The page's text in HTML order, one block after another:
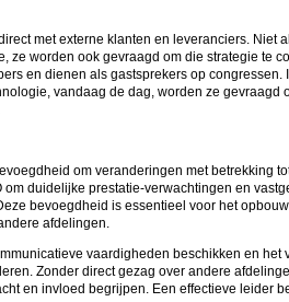
met externe klanten en leveranciers. Niet
ze worden ook gevraagd om die strategie te
en dienen als gastsprekers op congressen.
vandaag de dag, worden ze gevraagd
om veranderingen met betrekking
duidelijke prestatie-verwachtingen en
bevoegdheid is essentieel voor het
afdelingen.
vaardigheden beschikken en het
Zonder direct gezag over andere
en invloed begrijpen. Een effectieve leider